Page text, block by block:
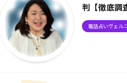
判【徹底調
電話占いヴェル